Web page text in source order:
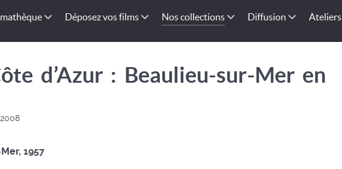
Déposez vos films Nos collections Diffusion Ateliers
d’Azur : Beaulieu-sur-Mer en
1957